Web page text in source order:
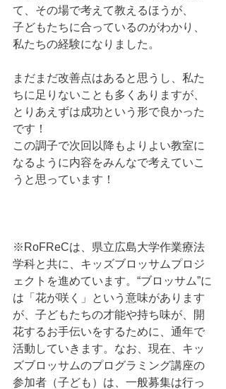
て、その場で考えて教えるほうが、
子どもたちに合っているのがわかり、
私たちの経験になりました。
まだまだ改善点はあると思うし、私た
ちに足りないことも多くありますが、
とりあえずは成功という形で良かった
です！
この調子で次回以降もよりよい教室に
なるように内容をみんなで考えていこ
うと思っています！
※RoFReCは、県立広島大学作業療法
学科と共に、キッズブロッサムプロジ
ェクトを進めています。“ブロッサム”に
は「花が咲く」という意味があります
が、子どもたちの才能や持ち味が、開
花するお手伝いをするために、通年で
活動していきます。なお、現在、キッ
ズブロッサムのプログラミング講座の
参加者（子ども）は、一般募集は行っ